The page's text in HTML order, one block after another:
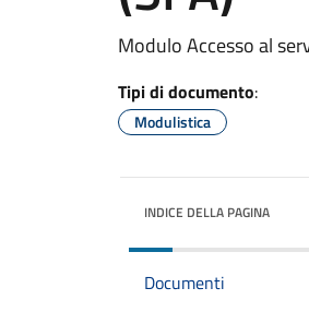
Modulo Accesso al
Tipi di documento:
Modulistica
INDICE DELLA PAGINA
Documenti